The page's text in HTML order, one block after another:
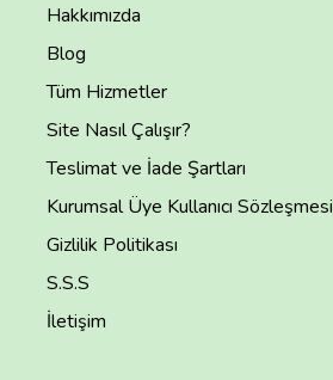
Hakkımızda
Blog
Tüm Hizmetler
Site Nasıl Çalışır?
Teslimat ve İade Şartları
Kurumsal Üye Kullanıcı Sözleşmesi
Gizlilik Politikası
S.S.S
İletişim